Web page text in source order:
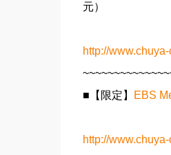
元）
http://
■【限定】
EBS
http://